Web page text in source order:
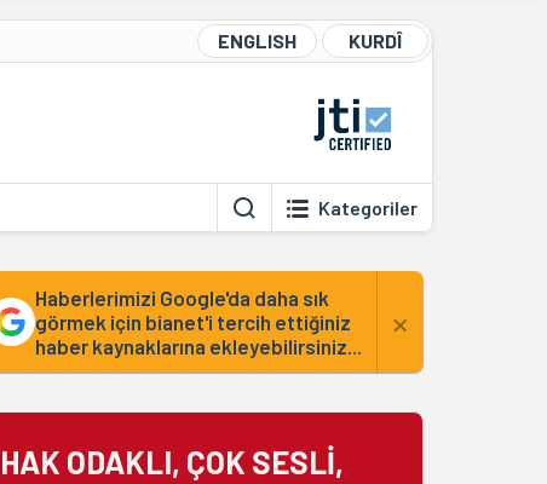
ENGLISH KURDÎ
Kategoriler
Haberlerimizi Google'da daha sık
görmek için bianet'i tercih ettiğiniz
haber kaynaklarına ekleyebilirsiniz...
×
HAK ODAKLI, ÇOK SESLİ,